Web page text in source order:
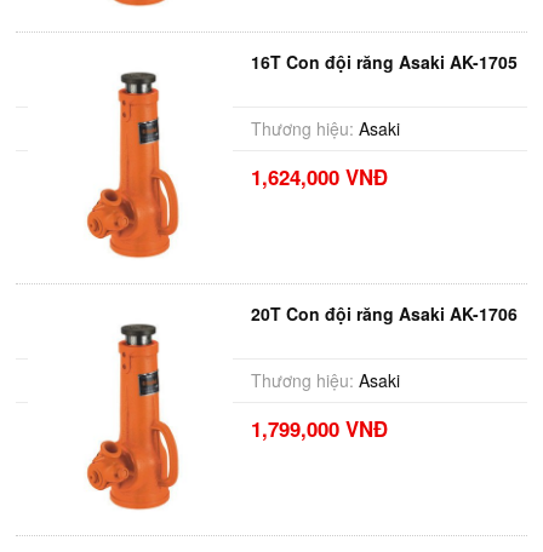
16T Con đội răng Asaki AK-1705
Thương hiệu: Asaki
1,624,000 VNĐ
20T Con đội răng Asaki AK-1706
Thương hiệu: Asaki
1,799,000 VNĐ